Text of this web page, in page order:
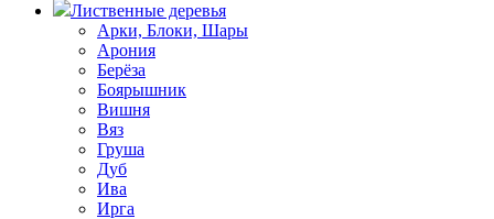
Лиственные деревья
Арки, Блоки, Шары
Арония
Берёза
Боярышник
Вишня
Вяз
Груша
Дуб
Ива
Ирга